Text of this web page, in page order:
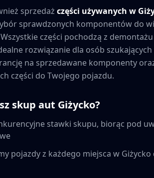
sprzedaż części używanych w
sprawdzonych komponentów do
części pochodzą z demontażu
rozwiązanie dla osób
na sprzedawane komponenty
części do Twojego pojazdu.
skup aut Giżycko?
stawki skupu, biorąc pod
pojazdy z każdego miejsca w Giżycko